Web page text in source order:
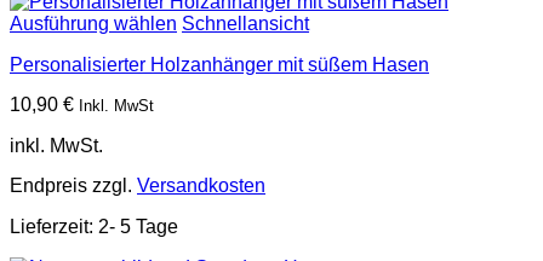
Ausführung wählen Schnellansicht
Personalisierter Holzanhänger mit süßem Hasen
10,90 € Inkl. MwSt
inkl. MwSt.
Endpreis zzgl. Versandkosten
Lieferzeit: 2- 5 Tage